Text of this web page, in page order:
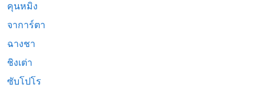
คุนหมิง
จาการ์ตา
ฉางชา
ชิงเต่า
ซับโปโร